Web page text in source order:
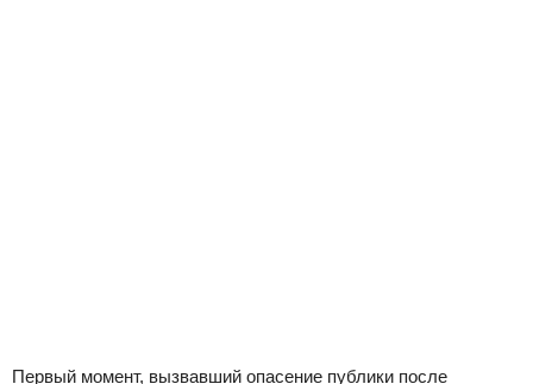
Первый момент, вызвавший опасение публики после